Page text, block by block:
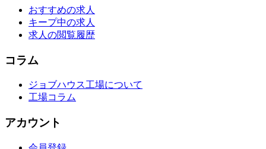
おすすめの求人
キープ中の求人
求人の閲覧履歴
コラム
ジョブハウス工場について
工場コラム
アカウント